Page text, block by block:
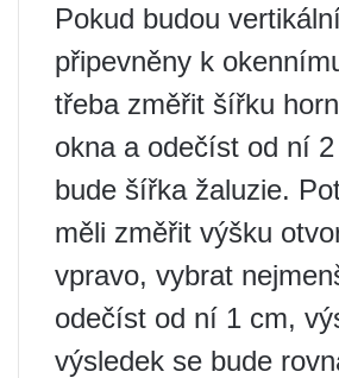
Pokud budou
připevněny k
třeba změřit šířku
okna a odečíst od ní
bude šířka žaluzie.
měli změřit výšku
vpravo, vybrat
odečíst od ní 1 cm,
výsledek se bude